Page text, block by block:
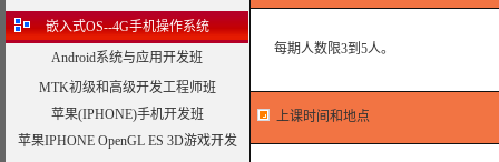
嵌入式OS--4G手机操作系统
Android系统与应用开发班
MTK初级和高级开发工程师班
苹果(IPHONE)手机开发班
苹果IPHONE OpenGL ES 3D游戏开发
每期人数限3到5人。
上课时间和地点